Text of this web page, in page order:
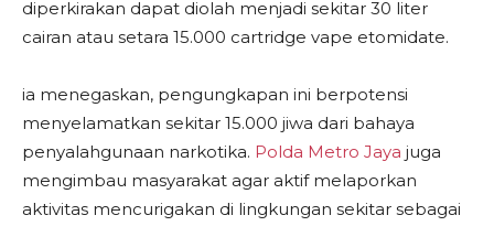
diperkirakan dapat diolah menjadi sekitar 30 liter
cairan atau setara 15.000 cartridge vape etomidate.
ia menegaskan, pengungkapan ini berpotensi
menyelamatkan sekitar 15.000 jiwa dari bahaya
penyalahgunaan narkotika. Polda Metro Jaya juga
mengimbau masyarakat agar aktif melaporkan
aktivitas mencurigakan di lingkungan sekitar sebagai